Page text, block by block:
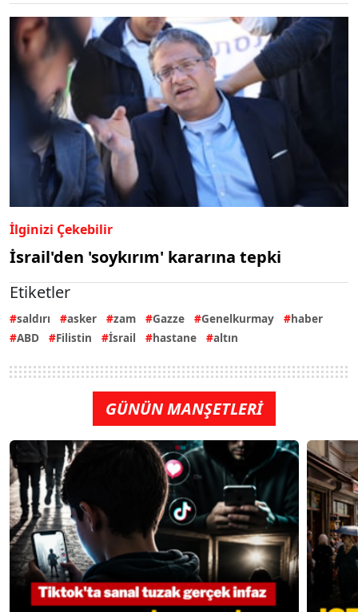
İlginizi Çekebilir
İsrail'den 'soykırım' kararına tepki
Etiketler
saldırı asker zam Gazze Genelkurmay
haber
ABD
Filistin İsrail hastane altın
GÜNÜN MANŞETLERİ